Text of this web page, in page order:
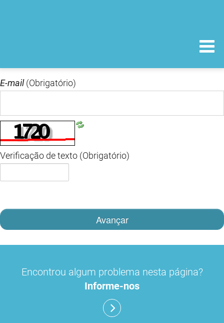
E-mail (Obrigatório)
Verificação de texto (Obrigatório)
Avançar
Encontrou algum problema nesta página?
Informe-nos